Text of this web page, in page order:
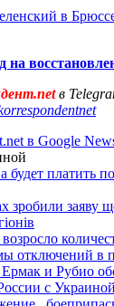
в
на
в
в Google
будет платить
зробили заяву
отключений в
и Рубио
с Украиной